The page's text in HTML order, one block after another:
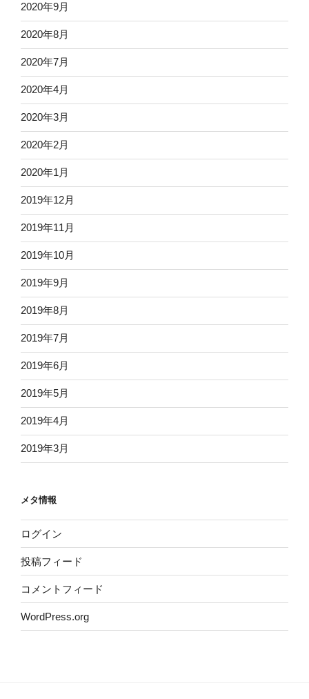
2020年9月
2020年8月
2020年7月
2020年4月
2020年3月
2020年2月
2020年1月
2019年12月
2019年11月
2019年10月
2019年9月
2019年8月
2019年7月
2019年6月
2019年5月
2019年4月
2019年3月
メタ情報
ログイン
投稿フィード
コメントフィード
WordPress.org